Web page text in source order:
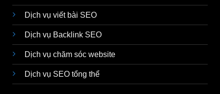
Dịch vụ viết bài SEO
Dịch vụ Backlink SEO
Dịch vụ chăm sóc website
Dịch vụ SEO tổng thể